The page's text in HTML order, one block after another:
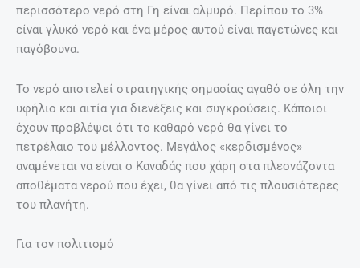
περισσότερο νερό στη Γη είναι αλμυρό. Περίπου το 3%
είναι γλυκό νερό και ένα μέρος αυτού είναι παγετώνες και
παγόβουνα.
Το νερό αποτελεί στρατηγικής σημασίας αγαθό σε όλη την
υφήλιο και αιτία για διενέξεις και συγκρούσεις. Κάποιοι
έχουν προβλέψει ότι το καθαρό νερό θα γίνει το
πετρέλαιο του μέλλοντος. Μεγάλος «κερδισμένος»
αναμένεται να είναι ο Καναδάς που χάρη στα πλεονάζοντα
αποθέματα νερού που έχει, θα γίνει από τις πλουσιότερες
του πλανήτη.
Για τον πολιτισμό